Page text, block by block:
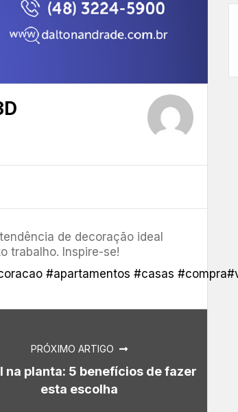
de decoração ideal
trabalho. Inspire-se!
#apartamentos #casas #compra
PRÓXIMO ARTIGO
na planta: 5 benefícios de fazer
esta escolha